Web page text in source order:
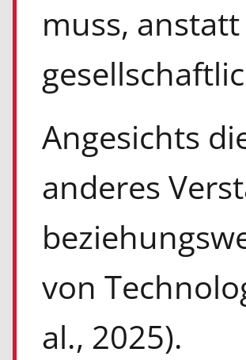
muss,
Angesichts
anderes
von
al., 2025).